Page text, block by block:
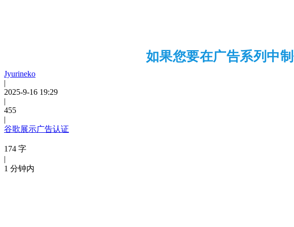
如果您要在广告系列中
Jyurineko
|
2025-9-16 19:29
|
455
|
谷歌展示广告认证
174 字
|
1 分钟内